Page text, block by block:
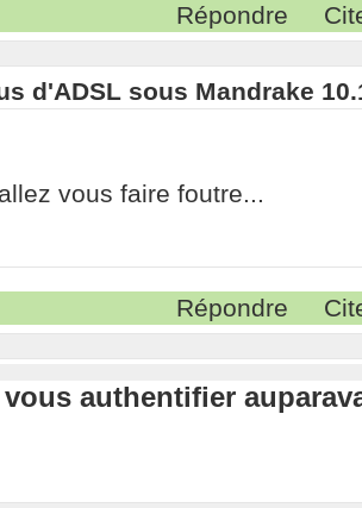
Répondre
d'ADSL sous Mandrake
allez vous faire foutre...
Répondre
authentifier